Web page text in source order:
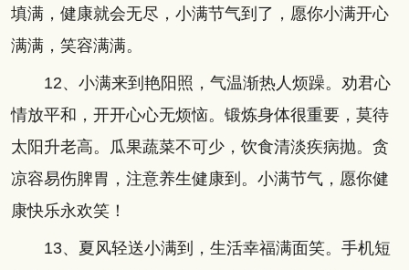
填满，健康就会无尽，小满节气到了，愿你小满开心
满满，笑容满满。
12、小满来到艳阳照，气温渐热人烦躁。劝君心
情放平和，开开心心无烦恼。锻炼身体很重要，莫待
太阳升老高。瓜果蔬菜不可少，饮食清淡疾病抛。贪
凉容易伤脾胃，注意养生健康到。小满节气，愿你健
康快乐永欢笑！
13、夏风轻送小满到，生活幸福满面笑。手机短